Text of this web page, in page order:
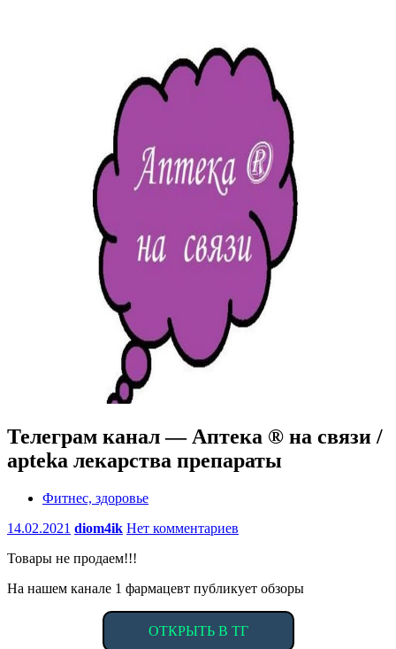
Телеграм канал — Аптека ® на связи /
apteka лекарства препараты
Фитнес, здоровье
14.02.2021 diom4ik Нет комментариев
Товары не продаем!!!
На нашем канале 1 фармацевт публикует обзоры
ОТКРЫТЬ В ТГ